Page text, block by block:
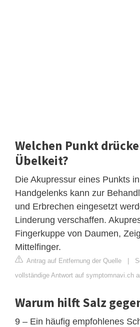
Welchen Punkt
Übelkeit?
Die Akupressur eines Punkts
Handgelenks kann zur
und Erbrechen eingesetzt
Linderung verschaffen.
Fingerkuppe von Daumen,
Mittelfinger.
Antrag auf Entfernung der Quelle |
vollständige Antwort auf symptomnavi.ch
Warum hilft Salz
9 – Ein häufig empfohlenes